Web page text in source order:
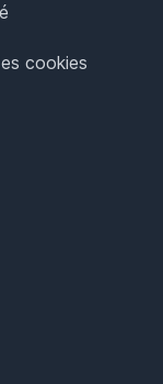
cookies